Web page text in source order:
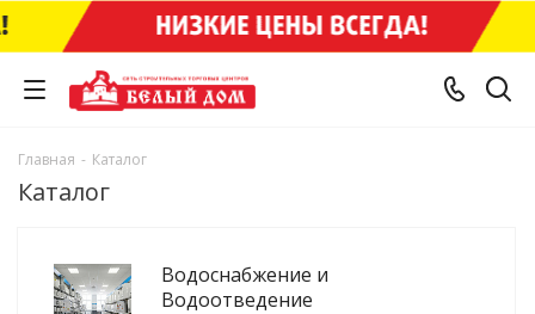
Главная - Каталог
Каталог
Водоснабжение и
Водоотведение